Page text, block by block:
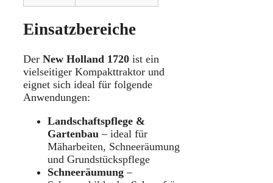
Einsatzbereiche
Der New Holland 1720 ist ein
vielseitiger Kompakttraktor und
eignet sich ideal für folgende
Anwendungen:
Landschaftspflege &
Gartenbau – ideal für
Mäharbeiten, Schneeräumung
und Grundstückspflege
Schneeräumung –